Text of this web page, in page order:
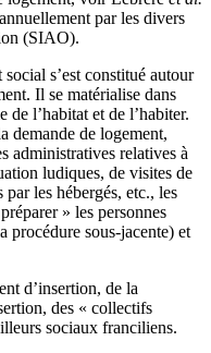
par les divers
(SIAO).
s’est constitué autour
Il se matérialise dans
de l’habitat et de l’habiter.
demande de logement,
administratives relatives à
ludiques, de visites de
les hébergés, etc., les
» les personnes
procédure sous-jacente) et
d’insertion, de la
des « collectifs
sociaux franciliens.